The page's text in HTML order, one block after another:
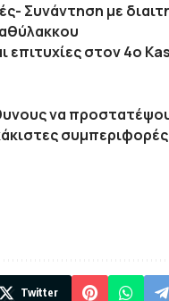
Συνάντηση με
επιτυχίες στον 4ο
να
Twitter